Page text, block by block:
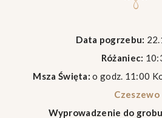
Data pogrzebu:
Różaniec:
Msza Święta: o godz. 11:00
Czeszewo
Wyprowadzenie do